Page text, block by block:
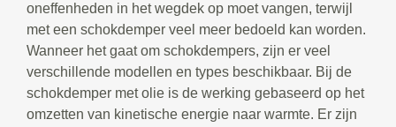
oneffenheden in het wegdek op moet vangen, terwijl
met een schokdemper veel meer bedoeld kan worden.
Wanneer het gaat om schokdempers, zijn er veel
verschillende modellen en types beschikbaar. Bij de
schokdemper met olie is de werking gebaseerd op het
omzetten van kinetische energie naar warmte. Er zijn